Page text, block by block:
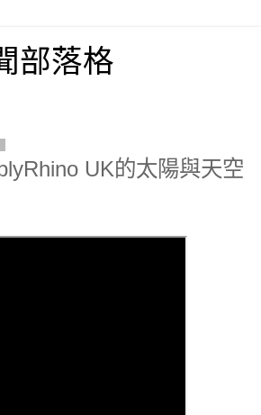
部落格
UK的太陽與天空